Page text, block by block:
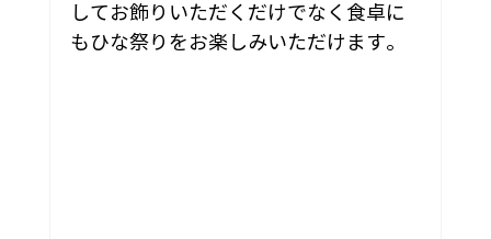
してお飾りいただくだけでなく食卓に
もひな祭りをお楽しみいただけます。